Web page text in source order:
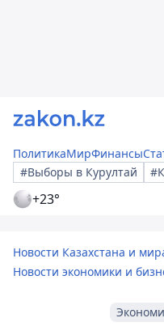
ПолитикаМирФинансы
#Выборы в Курултай
+23°
Новости Казахстана и
Новости экономики и